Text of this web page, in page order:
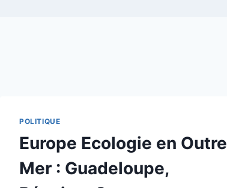
POLITIQUE
Europe Ecologie en Outre
Mer : Guadeloupe,